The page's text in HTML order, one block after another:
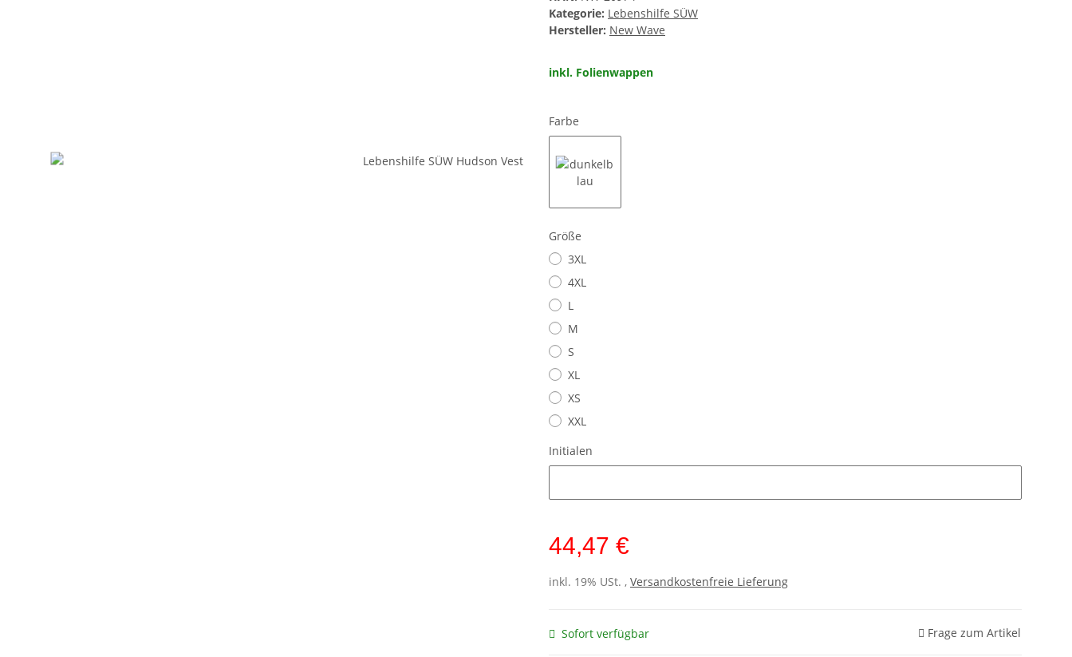
Kategorie: Lebenshilfe SÜW
Hersteller: New Wave
inkl. Folienwappen
Farbe
Größe
3XL
4XL
L
M
S
XL
XS
XXL
Initialen
44,47 €
inkl. 19% USt. , Versandkostenfreie Lieferung
Sofort verfügbar Frage zum Artikel